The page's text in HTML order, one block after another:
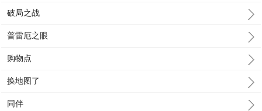
破局之战
普雷厄之眼
购物点
换地图了
同伴